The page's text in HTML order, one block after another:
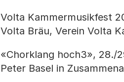
Volta Kammermusikfest
Volta Bräu, Verein Volta
«Chorklang hoch3», 28./
Peter Basel in